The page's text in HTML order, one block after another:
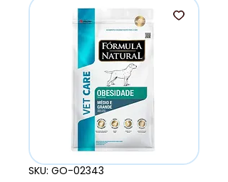
SKU: GO-02343